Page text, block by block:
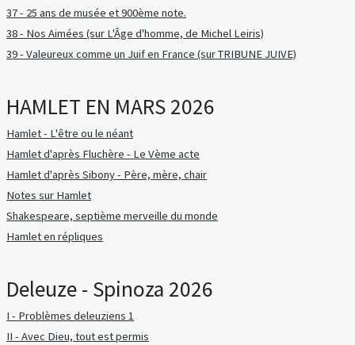
37 - 25 ans de musée et 900ème note.
38 - Nos Aimées (sur L'Âge d'homme, de Michel Leiris)
39 - Valeureux comme un Juif en France (sur TRIBUNE JUIVE)
HAMLET EN MARS 2026
Hamlet - L'être ou le néant
Hamlet d'après Fluchère - Le Vème acte
Hamlet d'après Sibony - Père, mère, chair
Notes sur Hamlet
Shakespeare, septième merveille du monde
Hamlet en répliques
Deleuze - Spinoza 2026
I - Problèmes deleuziens 1
II - Avec Dieu, tout est permis